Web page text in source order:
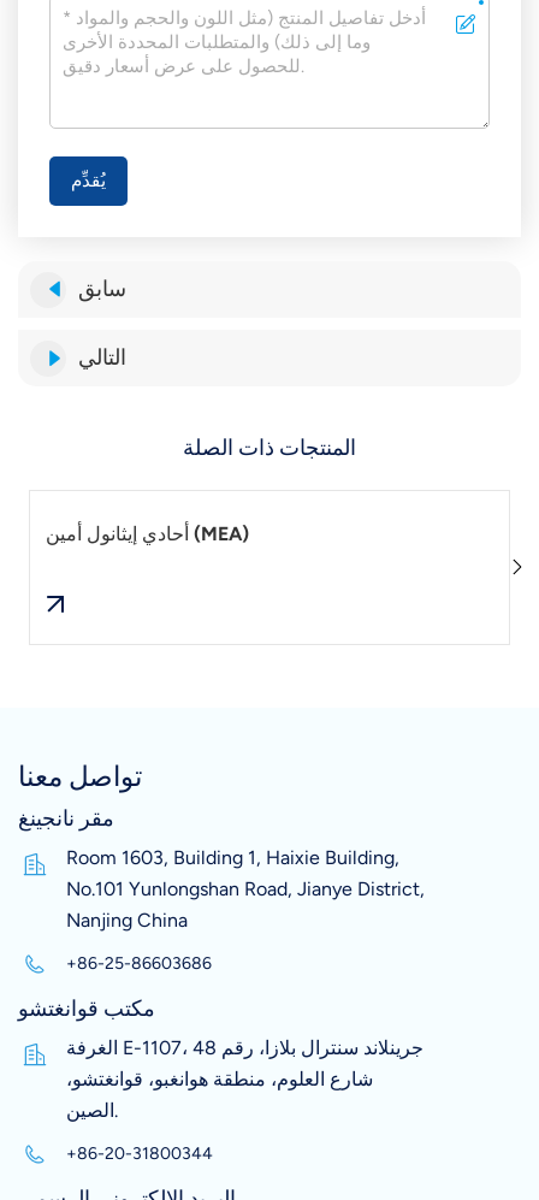
يُقدِّم
سابق
التالي
المنتجات ذات الصلة
أحادي إيثانول أمين (MEA)
تواصل معنا
مقر نانجينغ
Room 1603, Building 1, Haixie Building,
No.101 Yunlongshan Road, Jianye District,
Nanjing China
+86-25-86603686
مكتب قوانغتشو
الغرفة E-1107، جرينلاند سنترال بلازا، رقم 48
شارع العلوم، منطقة هوانغبو، قوانغتشو،
الصين.
+86-20-31800344